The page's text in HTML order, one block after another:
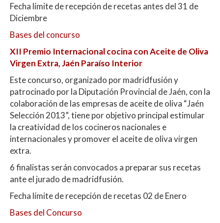
Fecha límite de recepción de recetas antes del 31 de
Diciembre
Bases del concurso
XII Premio Internacional cocina con Aceite de Oliva
Virgen Extra, Jaén Paraíso Interior
Este concurso, organizado por madridfusión y
patrocinado por la Diputación Provincial de Jaén, con la
colaboración de las empresas de aceite de oliva “Jaén
Selección 2013”, tiene por objetivo principal estimular
la creatividad de los cocineros nacionales e
internacionales y promover el aceite de oliva virgen
extra.
6 finalistas serán convocados a preparar sus recetas
ante el jurado de madridfusión.
Fecha límite de recepción de recetas 02 de Enero
Bases del Concurso